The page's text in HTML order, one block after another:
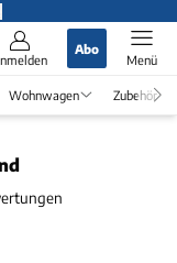
Abo
Menü
Wohnwagen Zubehör